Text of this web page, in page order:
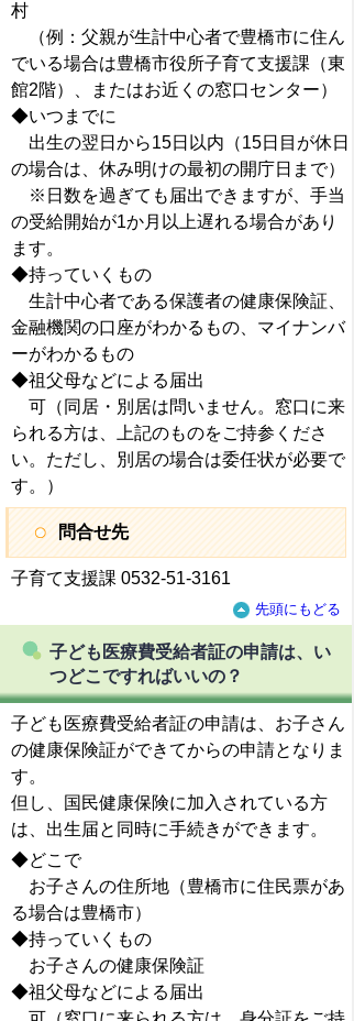
村
（例：父親が生計中心者で豊橋市に住ん
でいる場合は豊橋市役所子育て支援課（東
館2階）、またはお近くの窓口センター）
◆いつまでに
出生の翌日から15日以内（15日目が休日
の場合は、休み明けの最初の開庁日まで）
※日数を過ぎても届出できますが、手当
の受給開始が1か月以上遅れる場合があり
ます。
◆持っていくもの
生計中心者である保護者の健康保険証、
金融機関の口座がわかるもの、マイナンバ
ーがわかるもの
◆祖父母などによる届出
可（同居・別居は問いません。窓口に来
られる方は、上記のものをご持参くださ
い。ただし、別居の場合は委任状が必要で
す。）
問合せ先
子育て支援課 0532-51-3161
先頭にもどる
子ども医療費受給者証の申請は、い
つどこですればいいの？
子ども医療費受給者証の申請は、お子さん
の健康保険証ができてからの申請となりま
す。
但し、国民健康保険に加入されている方
は、出生届と同時に手続きができます。
◆どこで
お子さんの住所地（豊橋市に住民票があ
る場合は豊橋市）
◆持っていくもの
お子さんの健康保険証
◆祖父母などによる届出